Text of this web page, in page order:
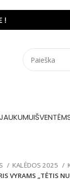
KALĖDOS 2025
VYRAMS „TĖTIS